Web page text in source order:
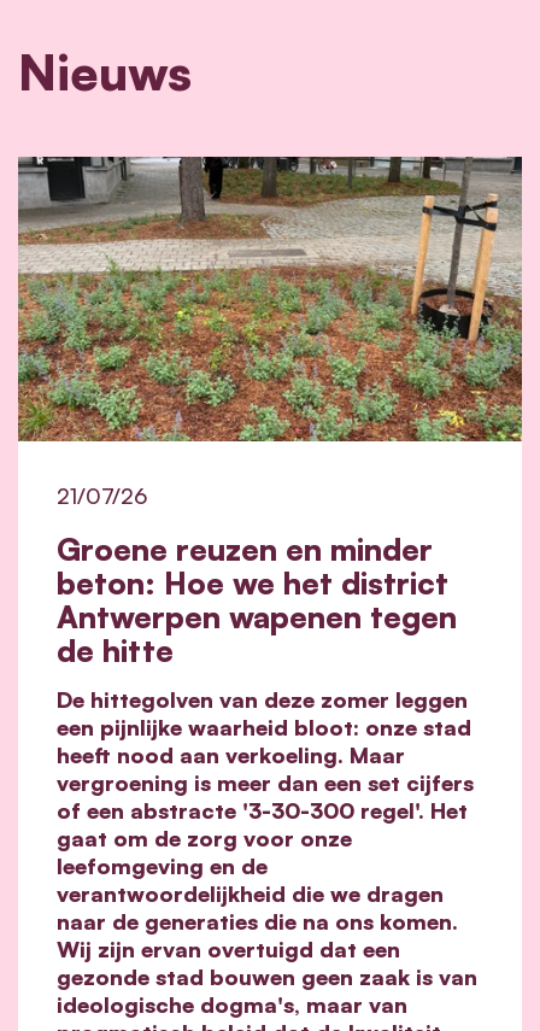
Nieuws
Groene reuzen en minder
beton: Hoe we het district
Antwerpen wapenen tegen
de hitte
21/07/26
De hittegolven van deze zomer leggen
een pijnlijke waarheid bloot: onze stad
heeft nood aan verkoeling. Maar
vergroening is meer dan een set cijfers
of een abstracte '3-30-300 regel'. Het
gaat om de zorg voor onze
leefomgeving en de
verantwoordelijkheid die we dragen
naar de generaties die na ons komen.
Wij zijn ervan overtuigd dat een
gezonde stad bouwen geen zaak is van
ideologische dogma's, maar van